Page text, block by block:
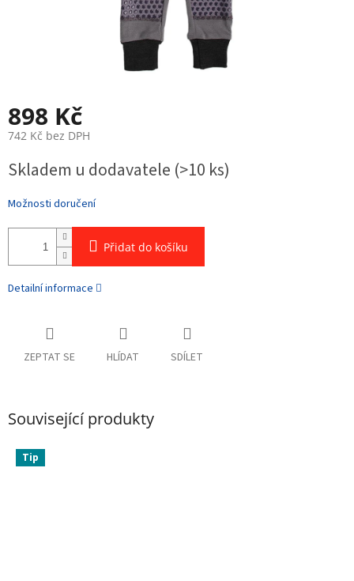
898 Kč
742 Kč bez DPH
cena:
Skladem u dodavatele (>10 ks)
Možnosti doručení
Přidat do košíku
Detailní informace
ZEPTAT SE HLÍDAT SDÍLET
Související produkty
Tip